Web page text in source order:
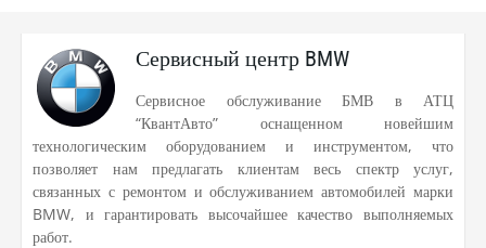
Сервисный центр BMW
Сервисное обслуживание БМВ в АТЦ
“КвантАвто” оснащенном новейшим
технологическим оборудованием и инструментом, что
позволяет нам предлагать клиентам весь спектр услуг,
связанных с ремонтом и обслуживанием автомобилей марки
BMW, и гарантировать высочайшее качество выполняемых
работ.